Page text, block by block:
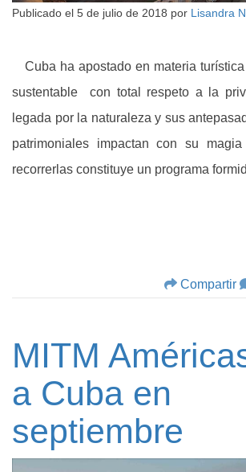
Publicado el 5 de julio de 2018 por Lisandra
Cuba ha apostado en materia
sustentable con total respeto a la
legada por la naturaleza y sus
patrimoniales impactan con su
recorrerlas constituye un programa
Compartir
MITM
a Cuba en
septiembre